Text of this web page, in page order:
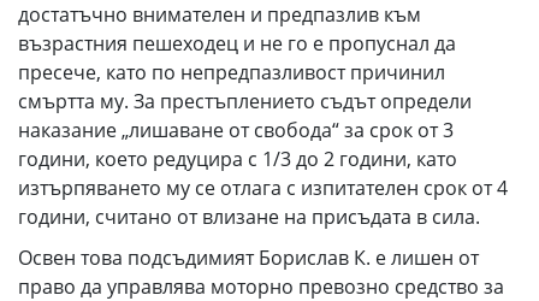
достатъчно внимателен и предпазлив към
възрастния пешеходец и не го е пропуснал да
пресече, като по непредпазливост причинил
смъртта му. За престъплението съдът определи
наказание „лишаване от свобода“ за срок от 3
години, което редуцира с 1/3 до 2 години, като
изтърпяването му се отлага с изпитателен срок от 4
години, считано от влизане на присъдата в сила.
Освен това подсъдимият Борислав К. е лишен от
право да управлява моторно превозно средство за